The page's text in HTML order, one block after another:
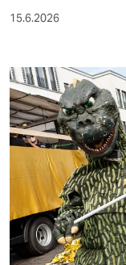
15.6.2026